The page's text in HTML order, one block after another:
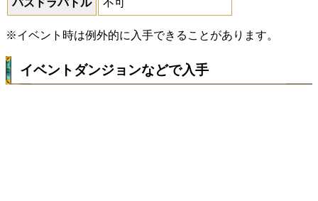
※イベント時は例外的に入手できることがあります。
イベントダンジョンなどで入手